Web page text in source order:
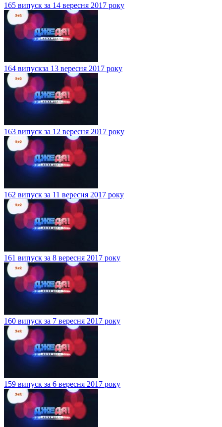
165 випуск за 14 вересня 2017 року
164 випускза 13 вересня 2017 року
163 випуск за 12 вересня 2017 року
162 випуск за 11 вересня 2017 року
161 випуск за 8 вересня 2017 року
160 випуск за 7 вересня 2017 року
159 випуск за 6 вересня 2017 року